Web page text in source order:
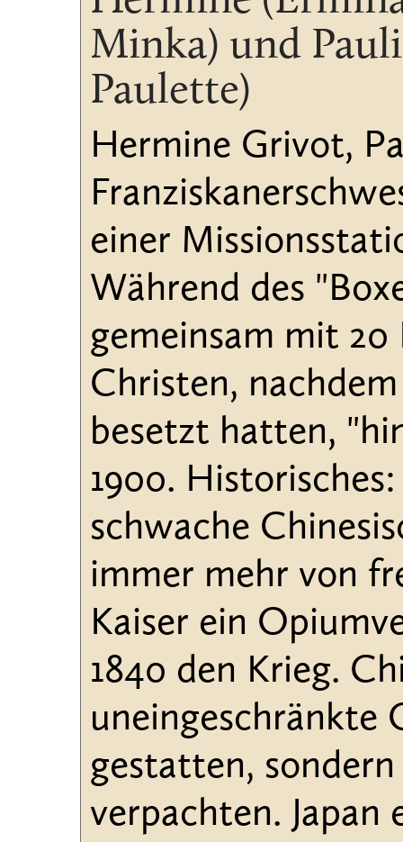
Minka) und
Paulette)
Hermine Grivot,
einer
Während des
gemeinsam mit 20
Christen,
besetzt hatten,
1900.
schwache
immer mehr von
Kaiser ein
1840 den Krieg.
uneingeschränkte
gestatten,
verpachten. Japan